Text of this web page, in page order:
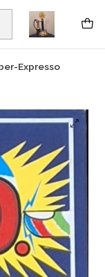
em Viana do
Expresso